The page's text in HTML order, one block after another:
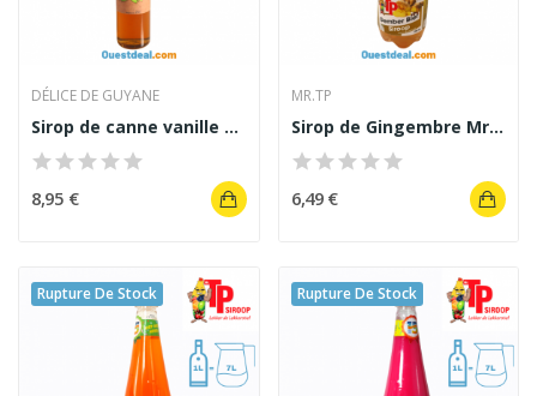
DÉLICE DE GUYANE
Sirop de canne vanille 25 cl
8,95 €
MR.TP
Sirop de Gingembre Mr TP 1L
6,49 €
Rupture De Stock Rupture De Stock